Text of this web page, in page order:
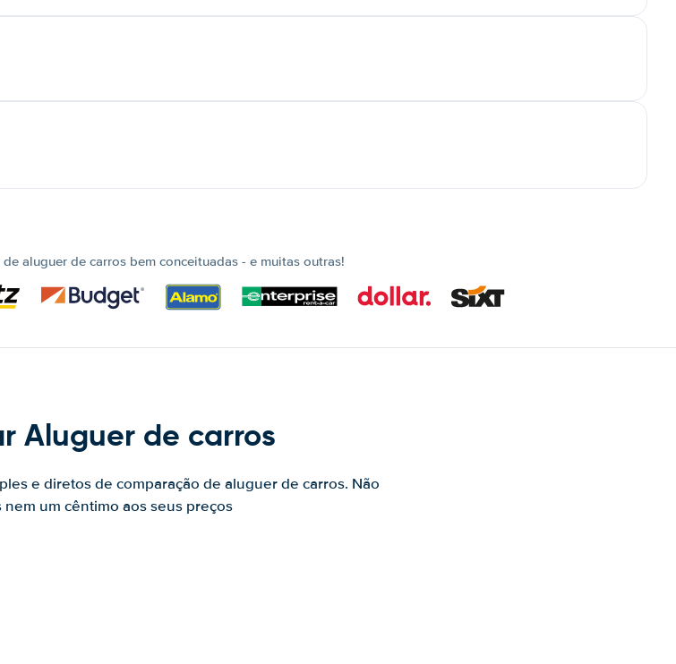
aluguer de carros bem conceituadas - e muitas outras!
Aluguer de carros
e diretos de comparação de aluguer de carros. Não
nem um cêntimo aos seus preços